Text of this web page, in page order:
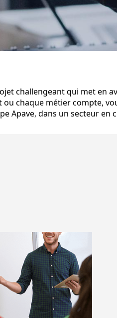
challengeant qui met en
chaque métier compte,
Apave, dans un secteur en